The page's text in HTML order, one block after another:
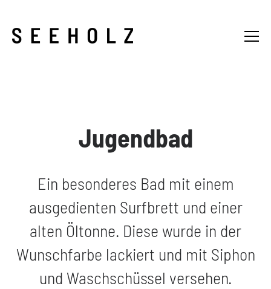
Jugendbad
Ein besonderes Bad mit einem
ausgedienten Surfbrett und einer
alten Öltonne. Diese wurde in der
Wunschfarbe lackiert und mit Siphon
und Waschschüssel versehen.